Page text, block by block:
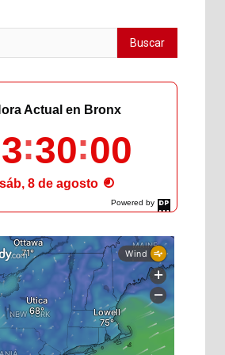
Powered by
DaysPedia.com
Actual en Bronx
30 01
sáb, 8 de agosto